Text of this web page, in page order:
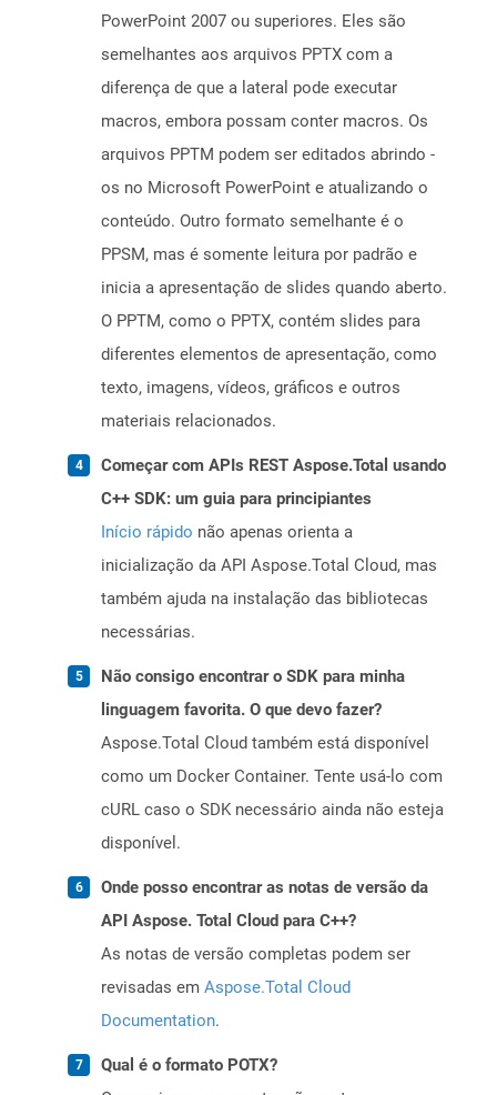
PowerPoint 2007 ou superiores. Eles são
semelhantes aos arquivos PPTX com a
diferença de que a lateral pode executar
macros, embora possam conter macros. Os
arquivos PPTM podem ser editados abrindo -
os no Microsoft PowerPoint e atualizando o
conteúdo. Outro formato semelhante é o
PPSM, mas é somente leitura por padrão e
inicia a apresentação de slides quando aberto.
O PPTM, como o PPTX, contém slides para
diferentes elementos de apresentação, como
texto, imagens, vídeos, gráficos e outros
materiais relacionados.
Começar com APIs REST Aspose.Total usando
C++ SDK: um guia para principiantes
Início rápido não apenas orienta a
inicialização da API Aspose.Total Cloud, mas
também ajuda na instalação das bibliotecas
necessárias.
Não consigo encontrar o SDK para minha
linguagem favorita. O que devo fazer?
Aspose.Total Cloud também está disponível
como um Docker Container. Tente usá-lo com
cURL caso o SDK necessário ainda não esteja
disponível.
Onde posso encontrar as notas de versão da
API Aspose. Total Cloud para C++?
As notas de versão completas podem ser
revisadas em Aspose.Total Cloud
Documentation.
Qual é o formato POTX?